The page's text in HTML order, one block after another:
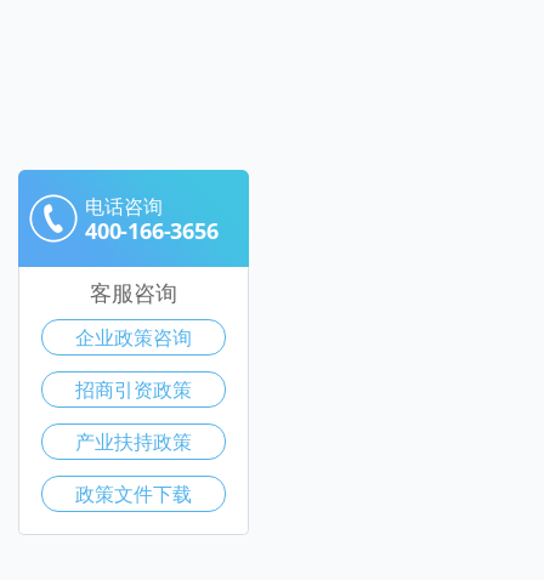
电话咨询
400-166-3656
客服咨询
企业政策咨询
招商引资政策
产业扶持政策
政策文件下载